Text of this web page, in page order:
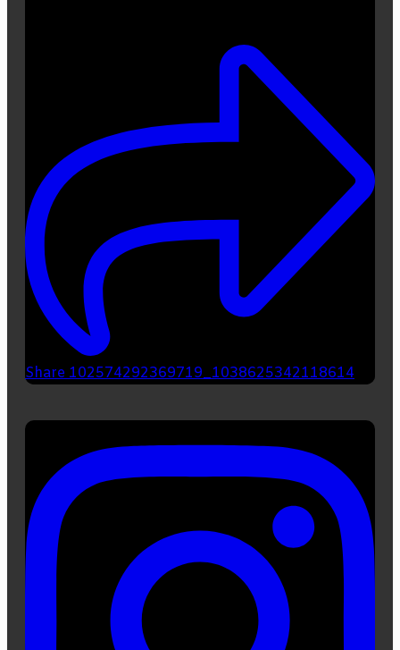
Share 102574292369719_1038625342118614